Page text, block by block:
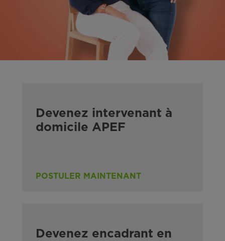
Devenez intervenant à
domicile APEF
POSTULER MAINTENANT
Devenez encadrant en